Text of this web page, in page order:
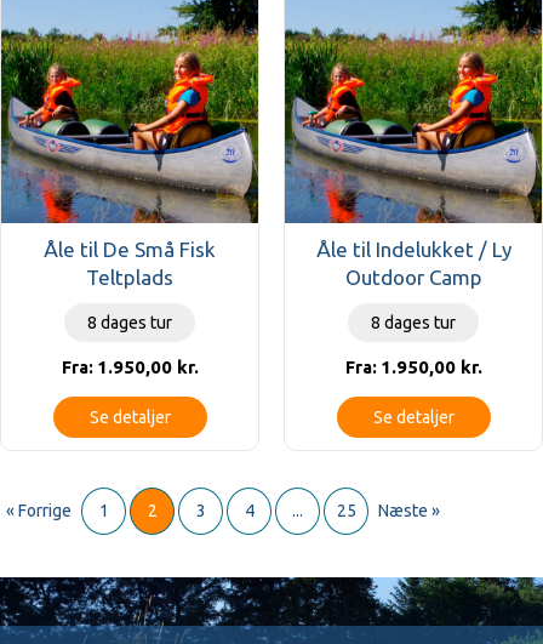
Åle til De Små Fisk
Teltplads
8 dages tur
Fra: 1.950,00 kr.
Se detaljer
Åle til Indelukket / Ly
Outdoor Camp
8 dages tur
Fra: 1.950,00 kr.
Se detaljer
« Forrige 1 2 3 4 ... 25 Næste »